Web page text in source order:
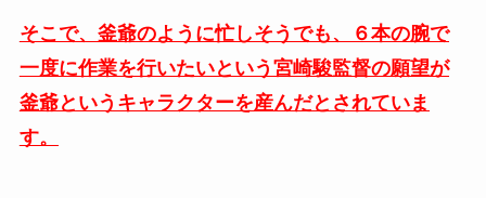
そこで、釜爺のように忙しそうでも、６本の腕で
一度に作業を行いたいという宮崎駿監督の願望が
釜爺というキャラクターを産んだとされていま
す。